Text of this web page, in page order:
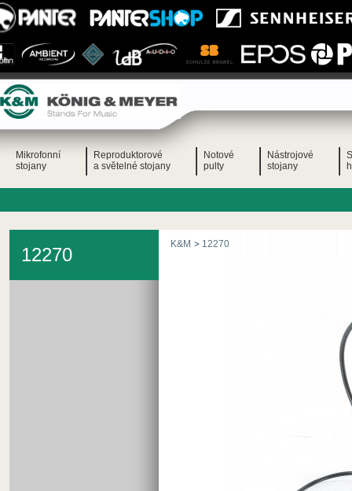
12270 K&M 12270
Mikrofonní
stojany
Reproduktorové
a světelné stojany
Notové
pulty
Nástrojové
stojany